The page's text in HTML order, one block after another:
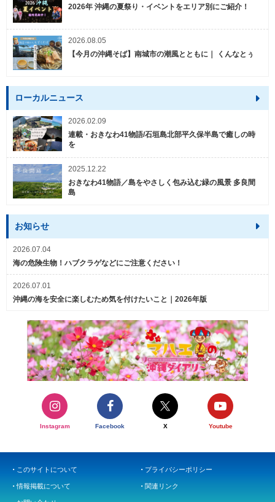
2026年 沖縄の夏祭り・イベントをエリア別にご紹介！
2026.08.05
【今月の沖縄そば】南城市の潮風とともに｜ くんなとぅ
ローカルニュース
2026.02.09
連載・おきなわ41物語/石垣島北部平久保半島で癒しの時
を
2025.12.22
おきなわ41物語／島をやさしく包み込む緑の風景 多良間
島
お知らせ
2026.07.04
海の危険生物！ハブクラゲなどにご注意ください！
2026.07.01
沖縄の海を安全に楽しむため気を付けたいこと｜2026年版
Instagram Facebook X Youtube
このサイトについて プライバシーポリシー
情報掲載について 関連リンク